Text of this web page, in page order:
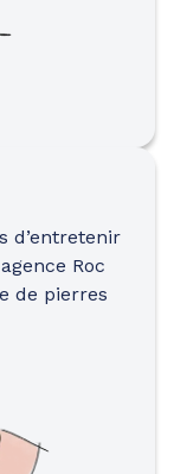
d’entretenir
Roc
de pierres